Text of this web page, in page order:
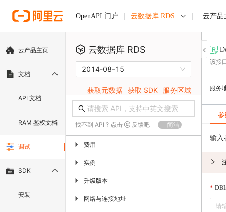
OpenAPI 门户 云数据库 RDS 云产品
云产品主页
文档
API 文档
RAM 鉴权文档
调试
SDK
安装
云数据库 RDS
2014-08-15
获取元数据 获取 SDK 服务区域
找不到 API ? 点击 反馈吧 简洁
▶ 费用
▶ 实例
▶ 升级版本
▶ 网络与连接地址
该接
服务
输入